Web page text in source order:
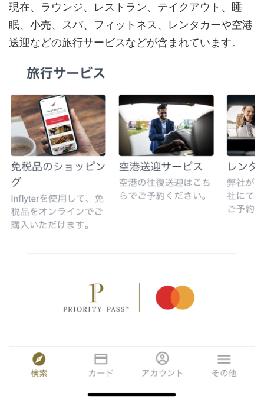
現在、ラウンジ、レストラン、テイクアウト、睡
眠、小売、スパ、フィットネス、レンタカーや空港
送迎などの旅行サービスなどが含まれています。